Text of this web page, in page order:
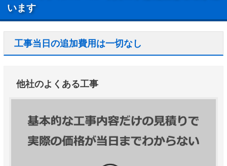
います
工事当日の追加費用は一切なし
他社のよくある工事